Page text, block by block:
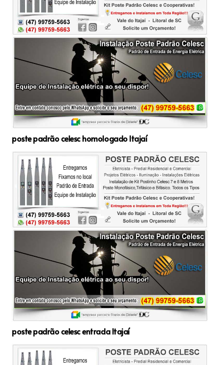
poste padrão celesc homologado Itajaí
poste padrão celesc entrada Itajaí